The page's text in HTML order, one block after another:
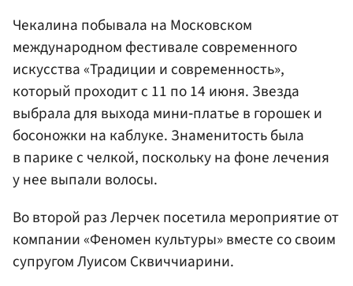
Чекалина побывала на Московском
международном фестивале современного
искусства «Традиции и современность»,
который проходит с 11 по 14 июня. Звезда
выбрала для выхода мини‑платье в горошек и
босоножки на каблуке. Знаменитость была
в парике с челкой, поскольку на фоне лечения
у нее выпали волосы.
Во второй раз Лерчек посетила мероприятие от
компании «Феномен культуры» вместе со своим
супругом Луисом Сквиччиарини.